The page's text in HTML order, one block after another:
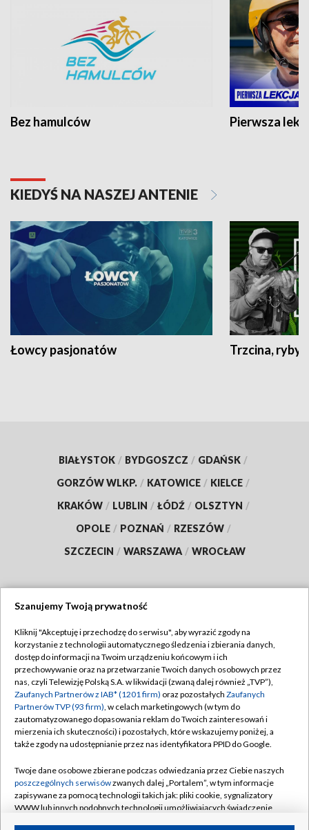
Bez hamulców Pierwsza
KIEDYŚ NA NASZEJ ANTENIE
Łowcy pasjonatów Trzcina, ryby
BIAŁYSTOK / BYDGOSZCZ / GDAŃSK /
GORZÓW WLKP. / KATOWICE / KIELCE /
KRAKÓW / LUBLIN / ŁÓDŹ / OLSZTYN /
OPOLE / POZNAŃ / RZESZÓW /
SZCZECIN / WARSZAWA / WROCŁAW
TVP
Abonament TVP
Emisja w TVP
Centrum informacji TVP
Naziemna Telewizja Cyfrowa
Rada Programowa
System NOS
Informacje o nadawcy
Regulamin TVP
Polityka prywatności
Moje zgody
Pomoc
Kontakt
Szanujemy Twoją prywatność
Kliknij "Akceptuję i przechodzę do serwisu", aby wyrazić zgody na
korzystanie z technologii automatycznego śledzenia i zbierania danych,
dostęp do informacji na Twoim urządzeniu końcowym i ich
przechowywanie oraz na przetwarzanie Twoich danych osobowych przez
nas, czyli Telewizję Polską S.A. w likwidacji (zwaną dalej również „TVP”),
Zaufanych Partnerów z IAB* (1201 firm) oraz pozostałych Zaufanych
Partnerów TVP (93 firm), w celach marketingowych (w tym do
zautomatyzowanego dopasowania reklam do Twoich zainteresowań i
mierzenia ich skuteczności) i pozostałych, które wskazujemy poniżej, a
także zgody na udostępnianie przez nas identyfikatora PPID do Google.
Twoje dane osobowe zbierane podczas odwiedzania przez Ciebie naszych
poszczególnych serwisówzwanych dalej „Portalem”, w tym informacje
zapisywane za pomocą technologii takich jak: pliki cookie, sygnalizatory
WWW lub innych podobnych technologii umożliwiających świadczenie